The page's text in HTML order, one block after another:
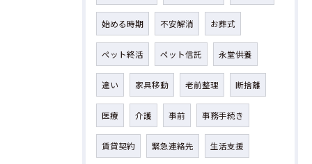
始める時期 不安解消 お葬式
ペット終活 ペット信託 永堂供養
違い 家具移動 老前整理 断捨離
医療 介護 事前 事務手続き
賃貸契約 緊急連絡先 生活支援